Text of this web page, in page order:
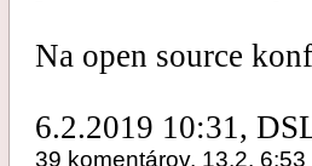
Na open source
6.2.2019 10:31,
39 komentárov, 13.2. 6:53